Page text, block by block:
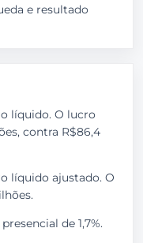
e resultado
líquido. O lucro
contra R$86,4
líquido ajustado. O
de 1,7%.